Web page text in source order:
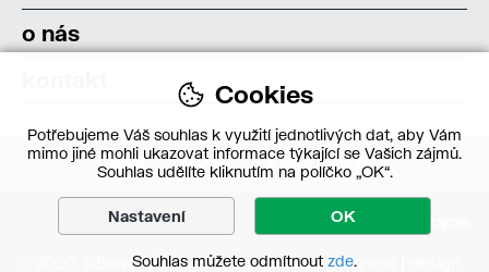
o nás
© 2020 T-Bone s.r.o. – Všechna práva vyhrazena | design
Cookies
Potřebujeme Váš souhlas k využití jednotlivých dat, aby Vám
mimo jiné mohli ukazovat informace týkající se Vašich zájmů.
Souhlas udělíte kliknutím na políčko „OK“.
Nastavení OK
Souhlas můžete odmítnout zde.